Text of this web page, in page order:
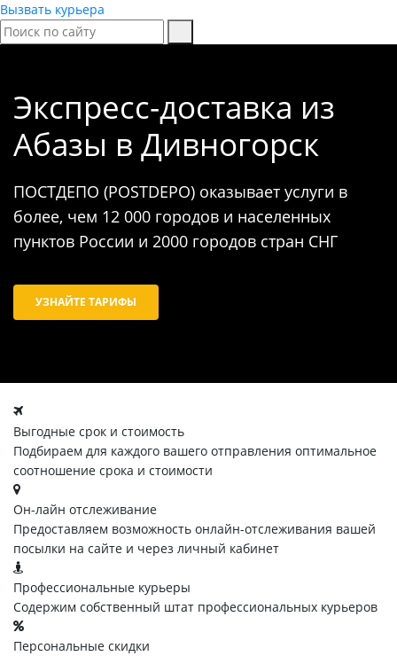
Вызвать курьера
Экспресс-доставка из
Абазы в Дивногорск
ПОСТДЕПО (POSTDEPO) оказывает услуги в
более, чем 12 000 городов и населенных
пунктов России и 2000 городов стран СНГ
УЗНАЙТЕ ТАРИФЫ
Выгодные срок и стоимость
Подбираем для каждого вашего отправления оптимальное
соотношение срока и стоимости
Он-лайн отслеживание
Предоставляем возможность онлайн-отслеживания вашей
посылки на сайте и через личный кабинет
Профессиональные курьеры
Содержим собственный штат профессиональных курьеров
Персональные скидки